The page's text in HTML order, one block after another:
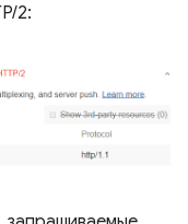
2: